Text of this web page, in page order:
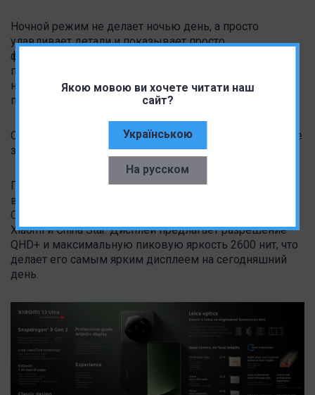
Якою мовою ви хочете читати наш
сайт?
Українською
На русском
Ночной режим не делает ночью день, а просто
улавливает детали и показывает просто
феноменальный динамический диапазон. Возможно,
по каким-то рейтингам или сравнениям в цифрах он и
не будет лучшим, но тот результат, который вы
получите, точно вас поразит.
О фронталке на презентации вообще не говорили, и не
зря. Это обычный модуль на 32 Мп без автофокуса.
По отношению к другому железу здесь тоже все на
высшем уровне. В телефоне используется новая
OLED-панель C7 LTPO, разработанная совместно с
Xiaomi и China Star. Дисплей предлагает разрешение
QHD+ и максимальную пиковую яркость 2600 нит, что
делает его самым ярким дисплеем на сегодняшний
день.